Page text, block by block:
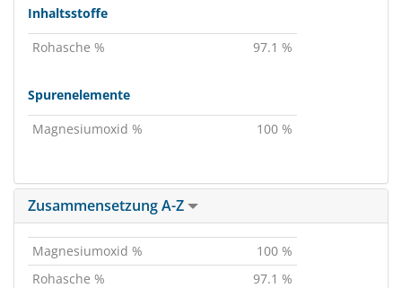
Inhaltsstoffe
Rohasche %
97.1 %
Spurenelemente
Magnesiumoxid %
100 %
Zusammensetzung A-Z
Magnesiumoxid %
100 %
Rohasche %
97.1 %